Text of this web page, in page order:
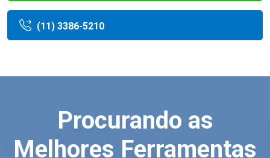
(11) 3386-5210
Procurando as
Melhores Ferramentas